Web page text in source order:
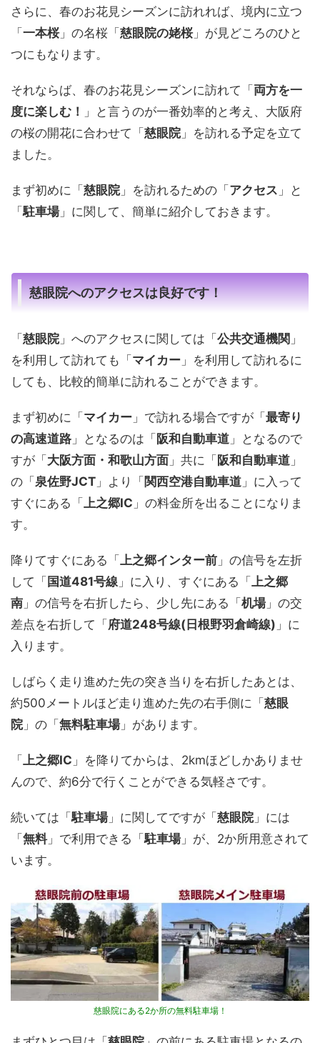
さらに、春のお花見シーズンに訪れれば、境内に立つ
「 一本桜」の名桜「 慈眼院の姥桜」が見どころのひと
つにもなります。
それならば、春のお花見シーズンに訪れて「 両方を一
度に楽しむ！
」と言うのが一番効率的と考え、大阪府
の桜の開花に合わせて「 慈眼院」を訪れる予定を立て
ました。
まず初めに「 慈眼院」を訪れるための「 アクセス 」と
「駐車場」に関して、簡単に紹介しておきます。
慈眼院へのアクセスは良好です！
「 慈眼院」へのアクセスに関しては「 公共交通機関 」
を利用して訪れても「 マイカー 」を利用して訪れるに
しても、比較的簡単に訪れることができます。
まず初めに「 マイカー 」で訪れる場合ですが「 最寄り
の高速道路 」となるのは「 阪和自動車道 」となるので
すが「 大阪方面・和歌山方面 」共に「 阪和自動車道 」
の「 泉佐野JCT 」より「 関西空港自動車道 」に入って
すぐにある「 上之郷IC 」の料金所を出ることになりま
す。
降りてすぐにある「 上之郷インター前 」の信号を左折
して「 国道481号線 」に入り、すぐにある「 上之郷
南 」の信号を右折したら、少し先にある「 机場」の交
差点を右折して「 府道248号線(日根野羽倉崎線) 」に
入ります。
しばらく走り進めた先の突き当りを右折したあとは、
約500メートルほど走り進めた先の右手側に「 慈眼
院」の「 無料駐車場」があります。
「 上之郷IC 」を降りてからは、2kmほどしかありませ
んので、約6分で行くことができる気軽さです。
続いては「駐車場」に関してですが「 慈眼院」には
「 無料」で利用できる「駐車場」が、2か所用意されて
います。
慈眼院にある2か所の無料駐車場！